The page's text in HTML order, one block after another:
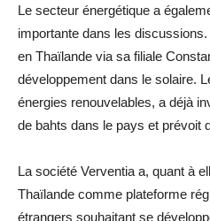
Le secteur énergétique a
importante dans les
en Thaïlande via sa filiale
développement dans le solaire.
énergies renouvelables, a déjà
de bahts dans le pays et prévoit
La société Verventia a, quant à
Thaïlande comme plateforme
étrangers souhaitant se